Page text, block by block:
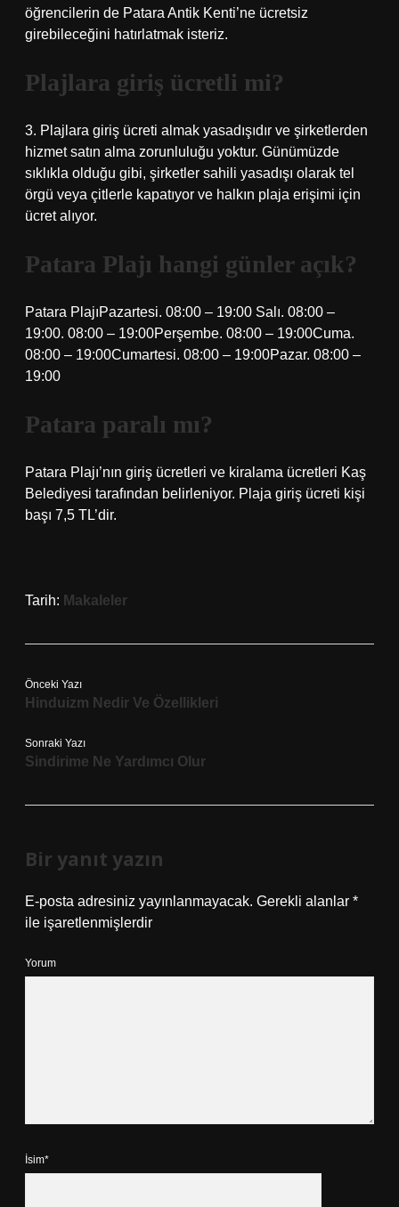
öğrencilerin de Patara Antik Kenti’ne ücretsiz
girebileceğini hatırlatmak isteriz.
Plajlara giriş ücretli mi?
3. Plajlara giriş ücreti almak yasadışıdır ve şirketlerden
hizmet satın alma zorunluluğu yoktur. Günümüzde
sıklıkla olduğu gibi, şirketler sahili yasadışı olarak tel
örgü veya çitlerle kapatıyor ve halkın plaja erişimi için
ücret alıyor.
Patara Plajı hangi günler açık?
Patara PlajıPazartesi. 08:00 – 19:00 Salı. 08:00 –
19:00. 08:00 – 19:00Perşembe. 08:00 – 19:00Cuma.
08:00 – 19:00Cumartesi. 08:00 – 19:00Pazar. 08:00 –
19:00
Patara paralı mı?
Patara Plajı’nın giriş ücretleri ve kiralama ücretleri Kaş
Belediyesi tarafından belirleniyor. Plaja giriş ücreti kişi
başı 7,5 TL’dir.
Tarih: Makaleler
Önceki Yazı
Hinduizm Nedir Ve Özellikleri
Sonraki Yazı
Sindirime Ne Yardımcı Olur
Bir yanıt yazın
E-posta adresiniz yayınlanmayacak. Gerekli alanlar *
ile işaretlenmişlerdir
Yorum
İsim*